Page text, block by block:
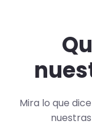
Mira lo que